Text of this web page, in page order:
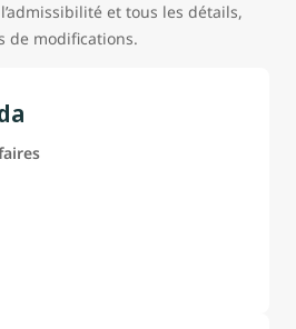
et tous les détails,
de modifications.